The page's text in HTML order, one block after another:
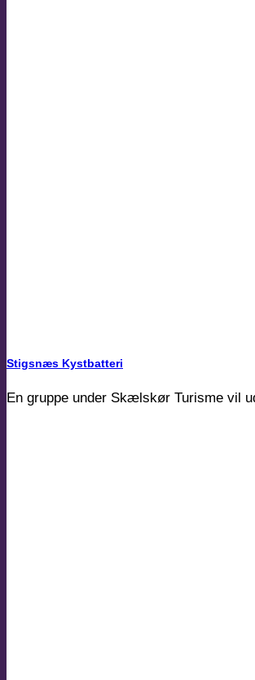
Stigsnæs Kystbatteri
En gruppe under Skælskør Turisme vil